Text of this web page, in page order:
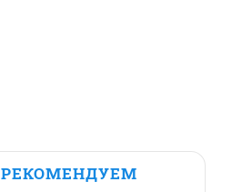
РЕКОМЕНДУЕМ